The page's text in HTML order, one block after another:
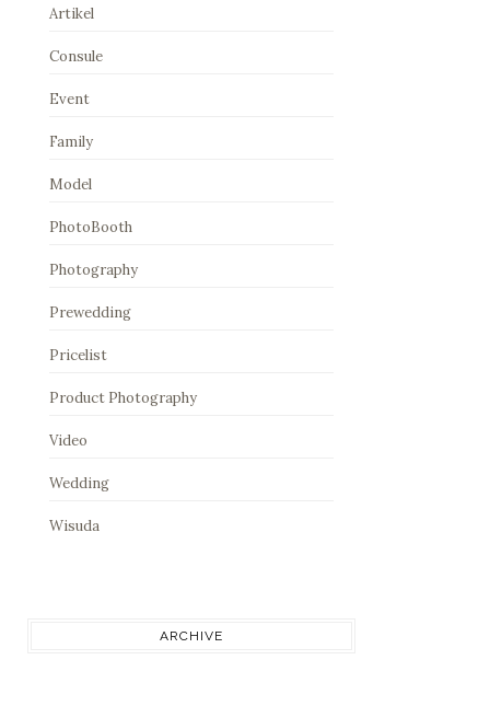
Artikel
Consule
Event
Family
Model
PhotoBooth
Photography
Prewedding
Pricelist
Product Photography
Video
Wedding
Wisuda
ARCHIVE